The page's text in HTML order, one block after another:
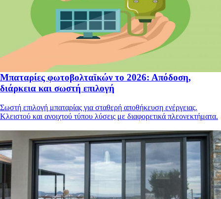
Μπαταρίες φωτοβολταϊκών το 2026: Απόδοση,
διάρκεια και σωστή επιλογή
Σωστή επιλογή μπαταρίας για σταθερή αποθήκευση ενέργειας.
Κλειστού και ανοιχτού τύπου λύσεις με διαφορετικά πλεονεκτήματα.